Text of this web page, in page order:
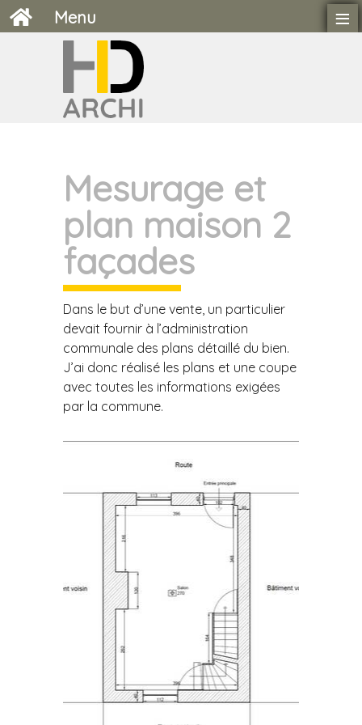
Mesurage et
plan maison 2
façades
Dans le but d’une vente, un particulier
devait fournir à l’administration
communale des plans détaillé du bien.
J’ai donc réalisé les plans et une coupe
avec toutes les informations exigées
par la commune.
Menu ≡